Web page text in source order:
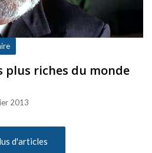
plus riches du monde
2013
d'articles